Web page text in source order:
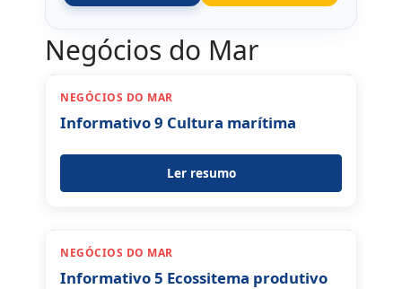
Negócios do Mar
NEGÓCIOS DO MAR
Informativo 9 Cultura marítima
Ler resumo
NEGÓCIOS DO MAR
Informativo 5 Ecossitema produtivo